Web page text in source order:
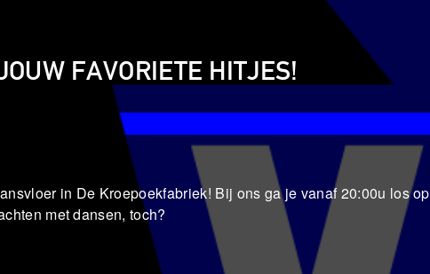
FAVORIETE HITJES!
in De Kroepoekfabriek! Bij ons ga je vanaf 20:00u los op
met dansen, toch?